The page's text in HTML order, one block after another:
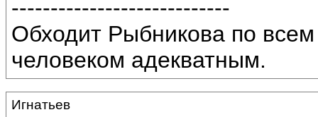
----------------------------
Обходит Рыбникова по
человеком адекватным.
Игнатьев